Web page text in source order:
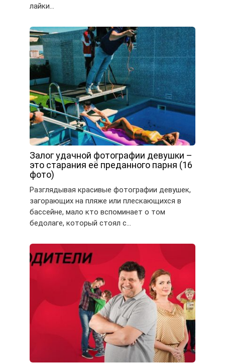
лайки…
Залог удачной фотографии девушки –
это старания её преданного парня (16
фото)
Разглядывая красивые фотографии девушек,
загорающих на пляже или плескающихся в
бассейне, мало кто вспоминает о том
бедолаге, который стоял с…